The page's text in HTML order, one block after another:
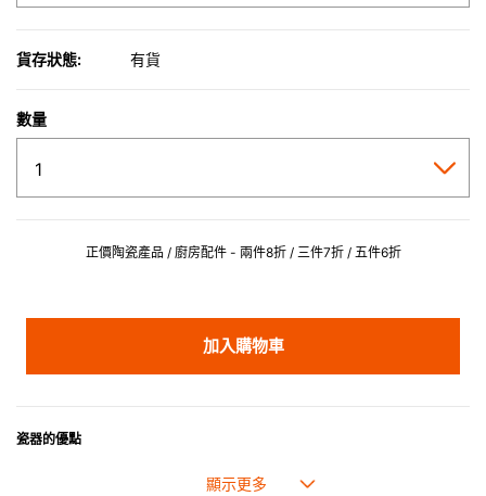
貨存狀態: 有貨
數量
正價陶瓷產品 / 廚房配件 - 兩件8折 / 三件7折 / 五件6折
加入購物車
瓷器的優點
• 耐熱性極佳，適用於微波爐，也可放入焗爐，耐熱程度高達260℃。